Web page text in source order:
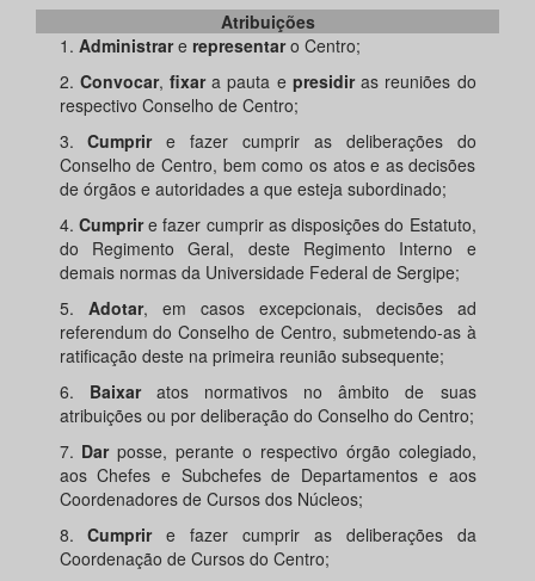
Atribuições
1. Administrare representaro Centro;
2. Convocar, fixara pauta e presidiras reuniões do
respectivo Conselho de Centro;
3.Cumprire fazer cumprir as deliberações do
Conselho de Centro, bem como os atos e as decisões
de órgãos e autoridades a que esteja subordinado;
4. Cumprire fazer cumprir as disposições do Estatuto,
do Regimento Geral, deste Regimento Interno e
demais normas da Universidade Federal de Sergipe;
5. Adotar, em casos excepcionais, decisões ad
referendum do Conselho de Centro, submetendo-as à
ratificação deste na primeira reunião subsequente;
6. Baixaratos normativos no âmbito de suas
atribuições ou por deliberação do Conselho do Centro;
7. Darposse, perante o respectivo órgão colegiado,
aos Chefes e Subchefes de Departamentos e aos
Coordenadores de Cursos dos Núcleos;
8.Cumprire fazer cumprir as deliberações da
Coordenação de Cursos do Centro;